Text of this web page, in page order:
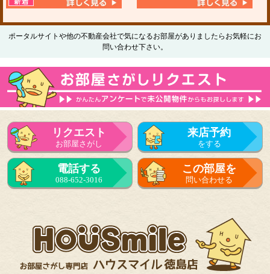
ポータルサイトや他の不動産会社で気になるお部屋がありましたらお気軽にお
問い合わせ下さい。
リクエスト
お部屋さがし
来店予約
をする
電話する
088-652-3016
この部屋を
問い合わせる